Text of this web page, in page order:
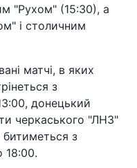
"Рухом" (15:30), а
і столичним
матчі, в яких
з
донецький
черкаського "ЛНЗ"
з
18:00.